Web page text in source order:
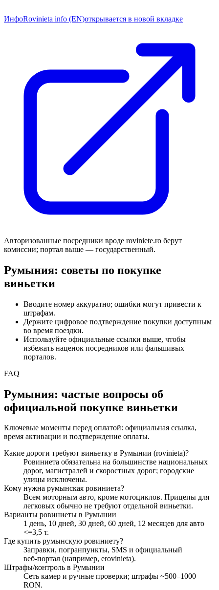
ИнфоRovinieta info (EN)открывается в новой вкладке
Авторизованные посредники вроде roviniete.ro берут
комиссии; портал выше — государственный.
Румыния: советы по покупке
виньетки
Вводите номер аккуратно; ошибки могут привести к
штрафам.
Держите цифровое подтверждение покупки доступным
во время поездки.
Используйте официальные ссылки выше, чтобы
избежать наценок посредников или фальшивых
порталов.
FAQ
Румыния: частые вопросы об
официальной покупке виньетки
Ключевые моменты перед оплатой: официальная ссылка,
время активации и подтверждение оплаты.
Какие дороги требуют виньетку в Румынии (rovinieta)?
Ровиниета обязательна на большинстве национальных
дорог, магистралей и скоростных дорог; городские
улицы исключены.
Кому нужна румынская ровиниета?
Всем моторным авто, кроме мотоциклов. Прицепы для
легковых обычно не требуют отдельной виньетки.
Варианты ровиниеты в Румынии
1 день, 10 дней, 30 дней, 60 дней, 12 месяцев для авто
<=3,5 т.
Где купить румынскую ровиниету?
Заправки, погранпункты, SMS и официальный
веб‑портал (например, erovinieta).
Штрафы/контроль в Румынии
Сеть камер и ручные проверки; штрафы ~500–1000
RON.